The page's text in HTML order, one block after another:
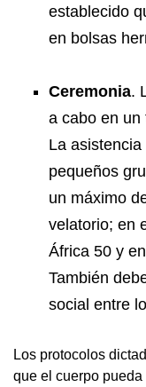
establecido
en bolsas
Ceremonia.
a cabo en un
La
pequeños
un máximo
velatorio; en
África 50 y
También
social entre
Los protocolos
que el cuerpo